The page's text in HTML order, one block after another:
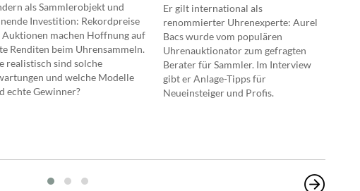
als Sammlerobjekt und
Investition: Rekordpreise
Auktionen machen Hoffnung auf
Renditen beim Uhrensammeln.
realistisch sind solche
und welche Modelle
echte Gewinner?
Er gilt international als
renommierter Uhrenexperte: Aurel
Bacs wurde vom populären
Uhrenauktionator zum gefragten
Berater für Sammler. Im Interview
gibt er Anlage-Tipps für
Neueinsteiger und Profis.